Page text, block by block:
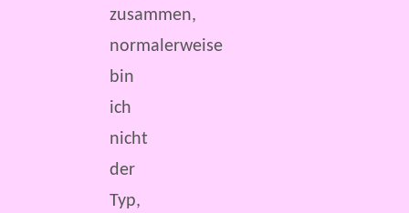
zusammen,
normalerweise
bin
ich
nicht
der
Typ,